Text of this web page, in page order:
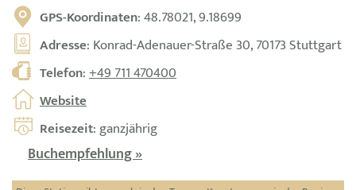
GPS-Koordinaten: 48.78021, 9.18699
Adresse: Konrad-Adenauer-Straße 30, 70173 Stuttgart
Telefon:+49 711 470400
Website
Reisezeit: ganzjährig
Buchempfehlung »